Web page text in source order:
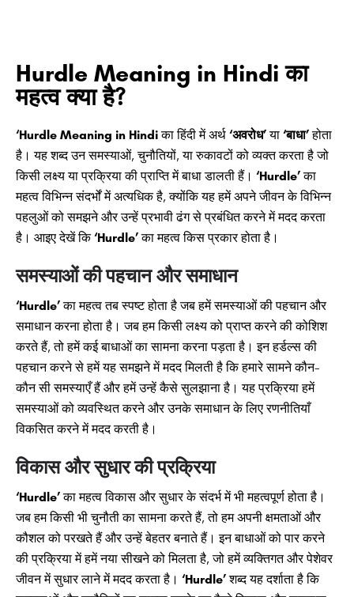
Hurdle Meaning in Hindi का
महत्व क्या है?
‘Hurdle Meaning in Hindiका हिंदी में अर्थ ‘अवरोध’या ‘बाधा’होता
है। यह शब्द उन समस्याओं, चुनौतियों, या रुकावटों को व्यक्त करता है जो
किसी लक्ष्य या प्रक्रिया की प्राप्ति में बाधा डालती हैं। ‘Hurdle’का
महत्व विभिन्न संदर्भों में अत्यधिक है, क्योंकि यह हमें अपने जीवन के विभिन्न
पहलुओं को समझने और उन्हें प्रभावी ढंग से प्रबंधित करने में मदद करता
है। आइए देखें कि‘Hurdle’का महत्व किस प्रकार होता है।
समस्याओं की पहचान और समाधान
‘Hurdle’का महत्व तब स्पष्ट होता है जब हमें समस्याओं की पहचान और
समाधान करना होता है। जब हम किसी लक्ष्य को प्राप्त करने की कोशिश
करते हैं, तो हमें कई बाधाओं का सामना करना पड़ता है। इन हर्डल्स की
पहचान करने से हमें यह समझने में मदद मिलती है कि हमारे सामने कौन-
कौन सी समस्याएँ हैं और हमें उन्हें कैसे सुलझाना है। यह प्रक्रिया हमें
समस्याओं को व्यवस्थित करने और उनके समाधान के लिए रणनीतियाँ
विकसित करने में मदद करती है।
विकास और सुधार की प्रक्रिया
‘Hurdle’का महत्व विकास और सुधार के संदर्भ में भी महत्वपूर्ण होता है।
जब हम किसी भी चुनौती का सामना करते हैं, तो हम अपनी क्षमताओं और
कौशल को परखते हैं और उन्हें बेहतर बनाते हैं। इन बाधाओं को पार करने
की प्रक्रिया में हमें नया सीखने को मिलता है, जो हमें व्यक्तिगत और पेशेवर
जीवन में सुधार लाने में मदद करता है। ‘Hurdle’शब्द यह दर्शाता है कि